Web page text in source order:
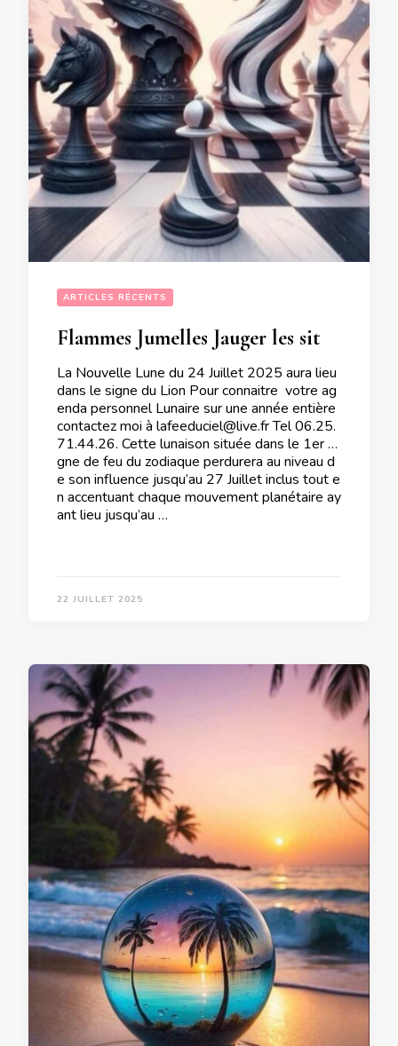
ARTICLES RÉCENTS
La Nouvelle Lune du 24 Juillet 2025 aura lieu
dans le signe du Lion Pour connaitre votre ag
enda personnel Lunaire sur une année entière
contactez moi à lafeeduciel@live.fr Tel 06.25.
71.44.26. Cette lunaison située dans le 1er si
gne de feu du zodiaque perdurera au niveau d
e son influence jusqu’au 27 Juillet inclus tout e
n accentuant chaque mouvement planétaire ay
ant lieu jusqu’au …
22 JUILLET 2025